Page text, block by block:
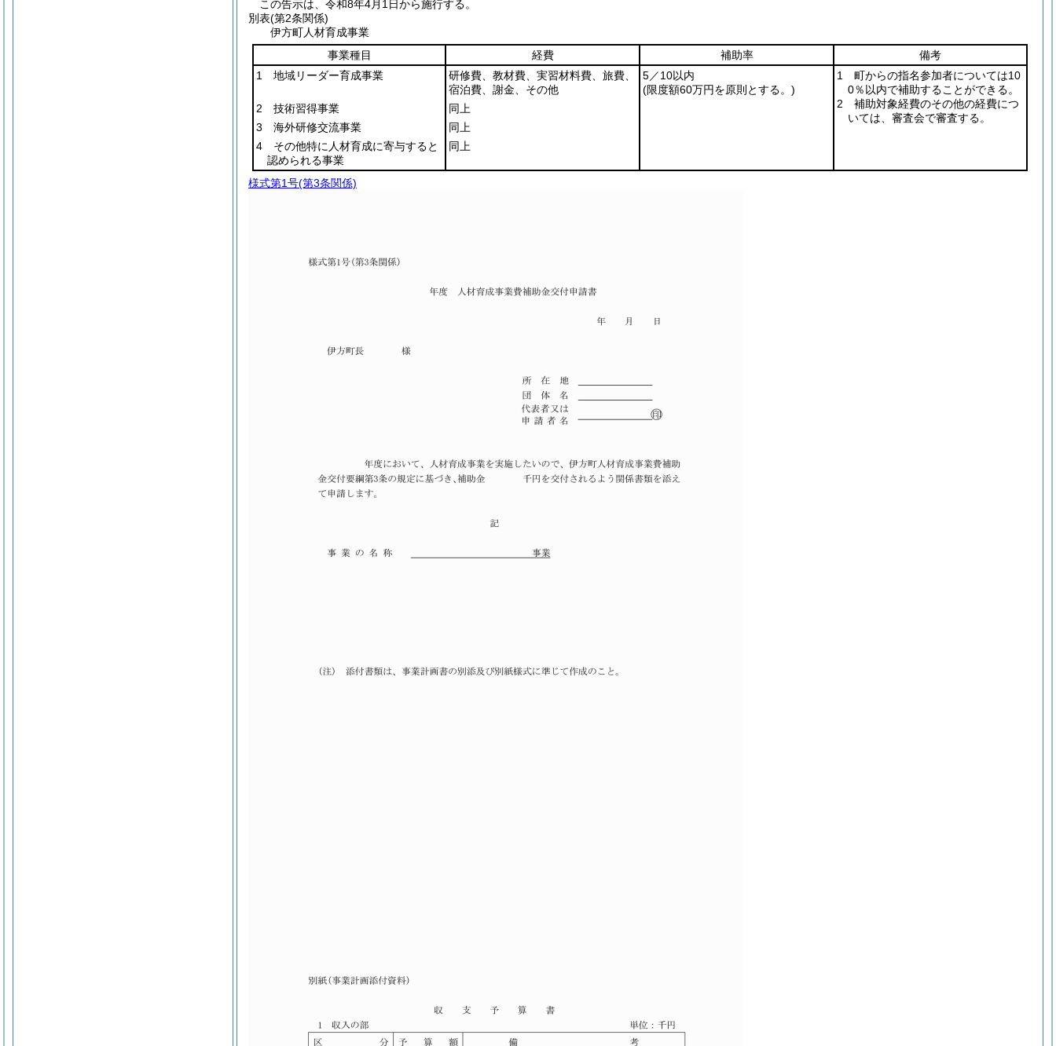
この告示は、令和8年4月1日から施行する。
別表(第2条関係)
伊方町人材育成事業
事業種目
経費 補助率
備考
1 地域リーダー育成事業
研修費、教材費、実習材料費、旅費、
宿泊費、謝金、その他
5／10以内
(限度額60万円を原則とする。)
1 町からの指名参加者については10
0％以内で補助することができる。
2 補助対象経費のその他の経費につ
いては、審査会で審査する。
2 技術習得事業
同上
3 海外研修交流事業
同上
4 その他特に人材育成に寄与すると
認められる事業
同上
様式第1号(第3条関係)